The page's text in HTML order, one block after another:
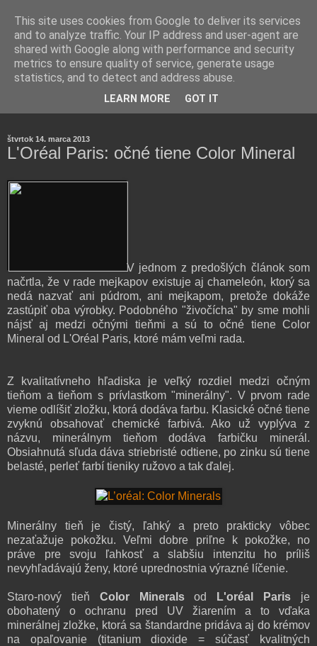
rozoberá témy o zdraví, živote a všetko možné.
štvrtok 14. marca 2013
L'Oréal Paris: očné tiene Color Mineral
V jednom z predošlých článok som
načrtla, že v rade mejkapov existuje aj chameleón, ktorý sa
nedá nazvať ani púdrom, ani mejkapom, pretože dokáže
zastúpiť oba výrobky. Podobného "živočícha" by sme mohli
nájsť aj medzi očnými tieňmi a sú to očné tiene Color
Mineral od L'Oréal Paris, ktoré mám veľmi rada.
Z kvalitatívneho hľadiska je veľký rozdiel medzi očným
tieňom a tieňom s prívlastkom "minerálny". V prvom rade
vieme odlíšiť zložku, ktorá dodáva farbu. Klasické očné tiene
zvyknú obsahovať chemické farbivá. Ako už vyplýva z
názvu, minerálnym tieňom dodáva farbičku minerál.
Obsiahnutá sľuda dáva striebristé odtiene, po zinku sú tiene
belasté, perleť farbí tieniky ružovo a tak ďalej.
Minerálny tieň je čistý, ľahký a preto prakticky vôbec
nezaťažuje pokožku. Veľmi dobre priľne k pokožke, no
práve pre svoju ľahkosť a slabšiu intenzitu ho príliš
nevyhľadávajú ženy, ktoré uprednostnia výrazné líčenie.
Staro-nový tieň Color Mineralsod L'oréal Paris je
obohatený o ochranu pred UV žiarením a to vďaka
minerálnej zložke, ktorá sa štandardne pridáva aj do krémov
na opaľovanie (titanium dioxide = súčasť kvalitných
This site uses cookies from Google to deliver its services
and to analyze traffic. Your IP address and user-agent are
shared with Google along with performance and security
metrics to ensure quality of service, generate usage
statistics, and to detect and address abuse.
LEARN MORE GOT IT